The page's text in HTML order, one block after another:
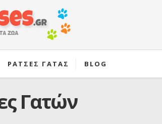
ΡΑΤΣΕΣ ΓΑΤΑΣ BLOG
Γατών